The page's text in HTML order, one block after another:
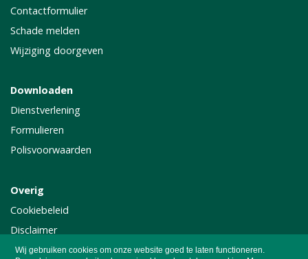
Wij gebruiken cookies om onze website goed te laten functioneren.
Contactformulier
Schade melden
Wijziging doorgeven
Downloaden
Dienstverlening
Formulieren
Polisvoorwaarden
Overig
Cookiebeleid
Disclaimer
Privacy